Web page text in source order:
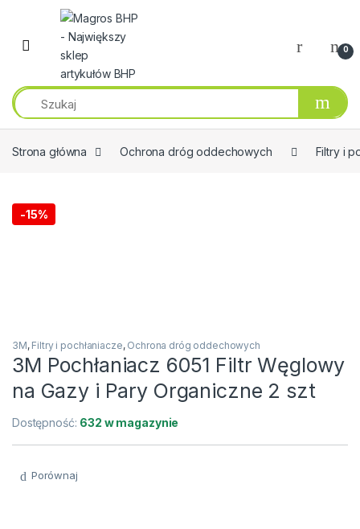
Przejdź do nawigacji
Przeskocz do treści
0
Strona główna Ochrona dróg oddechowych Filtry i
-15%
3M, Filtry i pochłaniacze, Ochrona dróg oddechowych
3M Pochłaniacz 6051 Filtr Węglowy
na Gazy i Pary Organiczne 2 szt
Dostępność: 632 w magazynie
Porównaj